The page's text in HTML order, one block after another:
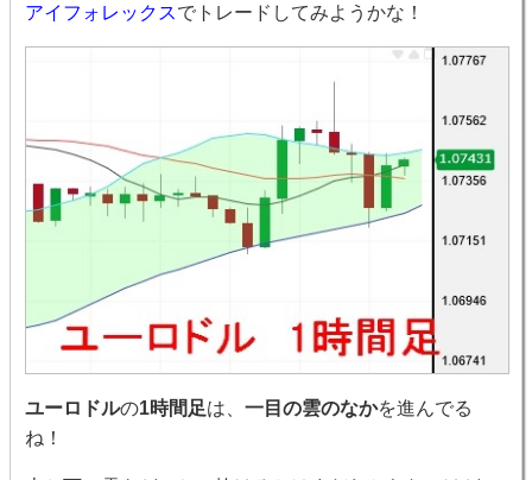
アイフォレックスでトレードしてみようかな！
ユーロドルの1時間足は、 一目の雲のなかを進んでる
ね！